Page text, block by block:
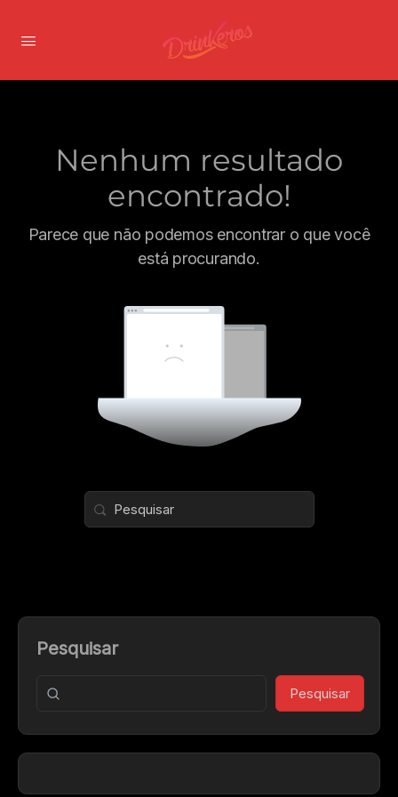
Nenhum resultado
encontrado!
Parece que não podemos encontrar o que você
está procurando.
Pesquisar
Pesquisar